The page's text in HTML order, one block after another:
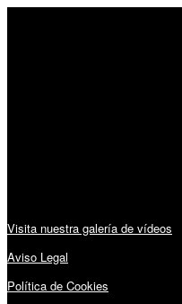
Visita nuestra galería de vídeos
Aviso Legal
Política de Cookies